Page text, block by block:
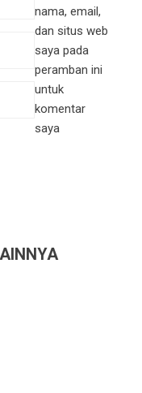
nama, email,
dan situs web
saya pada
peramban ini
untuk
komentar
saya